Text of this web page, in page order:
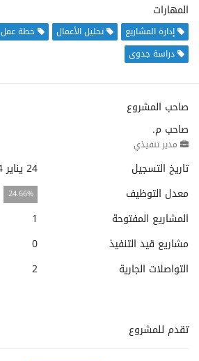
المهارات
إدارة المشاريع تحليل الأعمال خطة عمل
دراسة جدوى
صاحب المشروع
صاحب م.
مدير تنفيذي
تاريخ التسجيل
24 يناير 2024
معدل التوظيف
24.66%
المشاريع المفتوحة
1
مشاريع قيد التنفيذ
0
التواصلات الجارية
2
تقدم للمشروع